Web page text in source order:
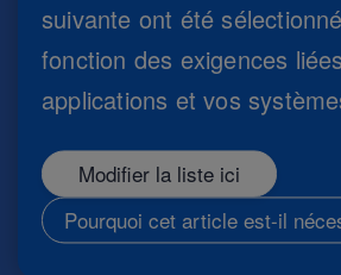
suivante ont été
fonction des exigences
applications et vos
Modifier la liste ici
Pourquoi cet article est-il
Mentions légales
Règlement général sur la protection
Conditions d'utilisation
Copyright
Information sécurité
CCG